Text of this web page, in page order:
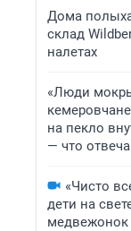
Дома
склад
налетах
«Люди
на пекло
— что
«Чисто
дети на